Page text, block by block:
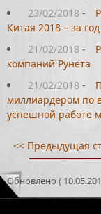
23/02/2018 -
Китая 2018 – за
21/02/2018 -
компаний Рунета
21/02/2018 -
миллиардером по
успешной работе
<< Предыдущая
Обновлено (